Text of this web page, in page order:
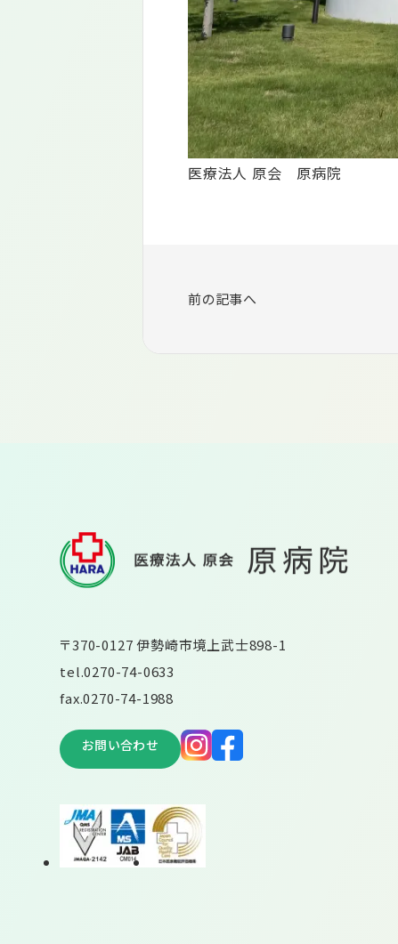
医療法人 原会 原病院
前の記事へ
〒370-0127 伊勢崎市境上武士898-1
tel.0270-74-0633
fax.0270-74-1988
お問い合わせ